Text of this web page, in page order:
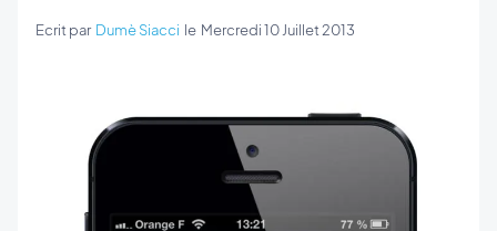
Ecrit par Dumè Siacci le Mercredi 10 Juillet 2013